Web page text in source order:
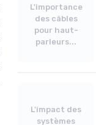
L'importance
des câbles
pour haut-
parleurs...
L'impact des
systèmes